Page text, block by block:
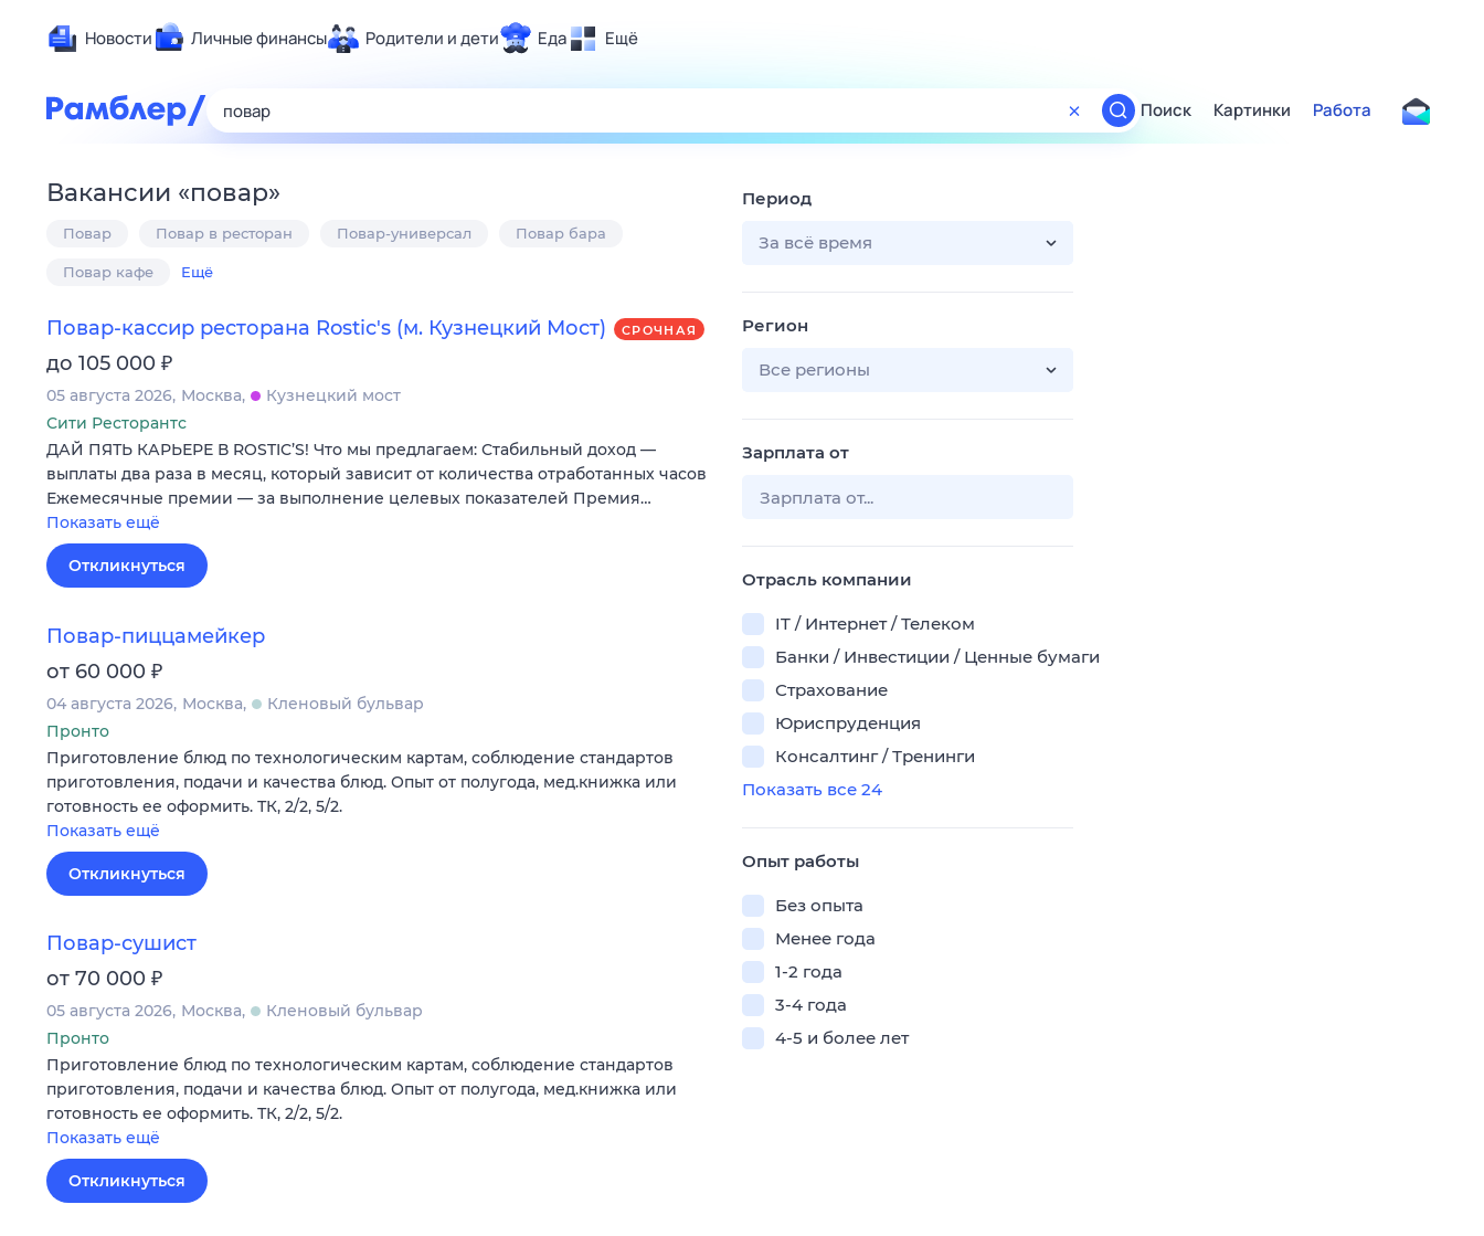
Новости Личные финансы Родители и дети Еда Ещё
Развлечения и отдых
Карьера
Жизненные ситуации
Поиск
ТВ-программа
Поиск Картинки Работа
Вакансии «повар»
Повар Повар в ресторан Повар-универсал Повар бара
Повар кафе Ещё
Повар-кассир ресторана Rostic's (м. Кузнецкий Мост) СРОЧНАЯ
до 105 000 ₽
05 августа 2026 Москва
Кузнецкий мост
Сити Ресторантс
ДАЙ ПЯТЬ КАРЬЕРЕ В ROSTIC’S! Что мы предлагаем: Стабильный доход —
выплаты два раза в месяц, который зависит от количества отработанных часов
Ежемесячные премии — за выполнение целевых показателей Премия…
Показать ещё
Откликнуться
Повар-пиццамейкер
от 60 000 ₽
04 августа 2026 Москва
Кленовый бульвар
Пронто
Приготовление блюд по технологическим картам, соблюдение стандартов
приготовления, подачи и качества блюд. Опыт от полугода, мед.книжка или
готовность ее оформить. ТК, 2/2, 5/2.
Показать ещё
Откликнуться
Повар-сушист
от 70 000 ₽
05 августа 2026 Москва
Кленовый бульвар
Пронто
Приготовление блюд по технологическим картам, соблюдение стандартов
приготовления, подачи и качества блюд. Опыт от полугода, мед.книжка или
готовность ее оформить. ТК, 2/2, 5/2.
Показать ещё
Откликнуться
Период
За всё время
Регион
Все регионы
Зарплата от
Отрасль компании
IT / Интернет / Телеком
Банки / Инвестиции / Ценные бумаги
Страхование
Юриспруденция
Консалтинг / Тренинги
Показать все 24
Опыт работы
Без опыта
Менее года
1-2 года
3-4 года
4-5 и более лет